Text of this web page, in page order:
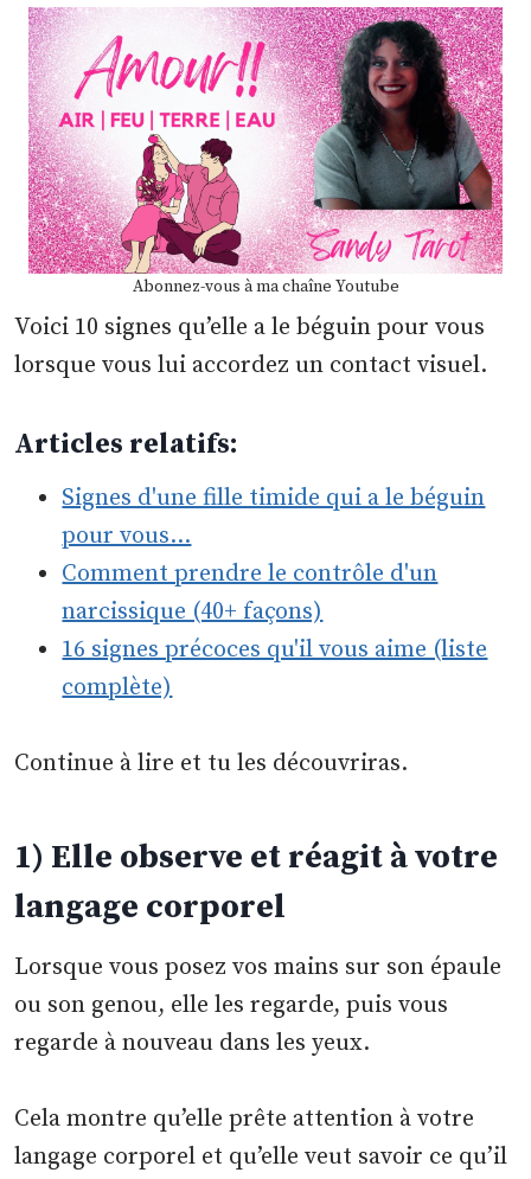
Abonnez-vous à ma chaîne Youtube
Voici 10 signes qu’elle a le béguin pour vous
lorsque vous lui accordez un contact visuel.
Articles relatifs:
Signes d'une fille timide qui a le béguin
pour vous…
Comment prendre le contrôle d'un
narcissique (40+ façons)
16 signes précoces qu'il vous aime (liste
complète)
Continue à lire et tu les découvriras.
1) Elle observe et réagit à votre
langage corporel
Lorsque vous posez vos mains sur son épaule
ou son genou, elle les regarde, puis vous
regarde à nouveau dans les yeux.
Cela montre qu’elle prête attention à votre
langage corporel et qu’elle veut savoir ce qu’il